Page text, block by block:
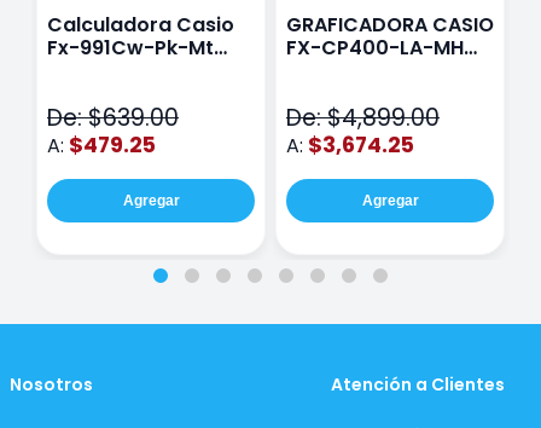
Calculadora Casio
Fx-991Cw-Pk-Mt
De: $639.00
A: $479.25
Agregar
GRAFICADORA CASIO
FX-CP400-LA-MH
De: $4,899.00
A: $3,674.25
Agregar
Nosotros Atención a Clientes